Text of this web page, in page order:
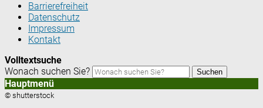
Barrierefreiheit
Datenschutz
Impressum
Kontakt
Volltextsuche
Wonach suchen Sie?
Suchen
Hauptmenü
© shutterstock